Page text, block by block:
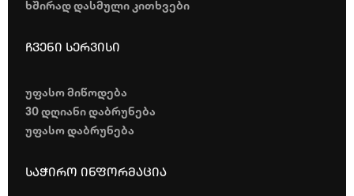
ხშირად დასმული კითხვები
ჩვენი სერვისი
უფასო მიწოდება
30 დღიანი დაბრუნება
უფასო დაბრუნება
საჭირო ინფორმაცია